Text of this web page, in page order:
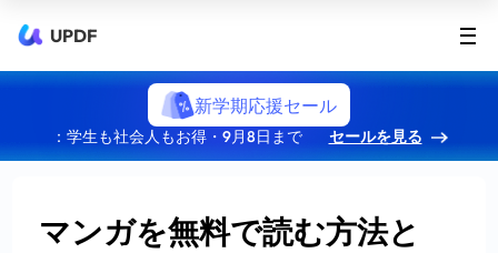
UPDF
新学期応援セール
：学生も社会人もお得・9月8日まで セールを見る
マンガを無料で読む方法と